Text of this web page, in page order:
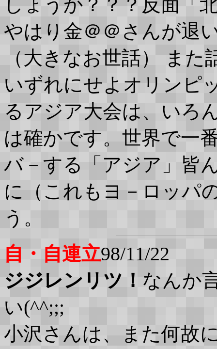
しょうか？？？反面「
やはり金＠＠さんが退
（大きなお世話） また
いずれにせよオリンピ
るアジア大会は、いろ
は確かです。世界で一
バ－する「アジア」皆
に（これもヨ－ロッパ
う。
自・自連立98/11/22
ジジレンリツ！ なんか
い(^^;;;
小沢さんは、また何故